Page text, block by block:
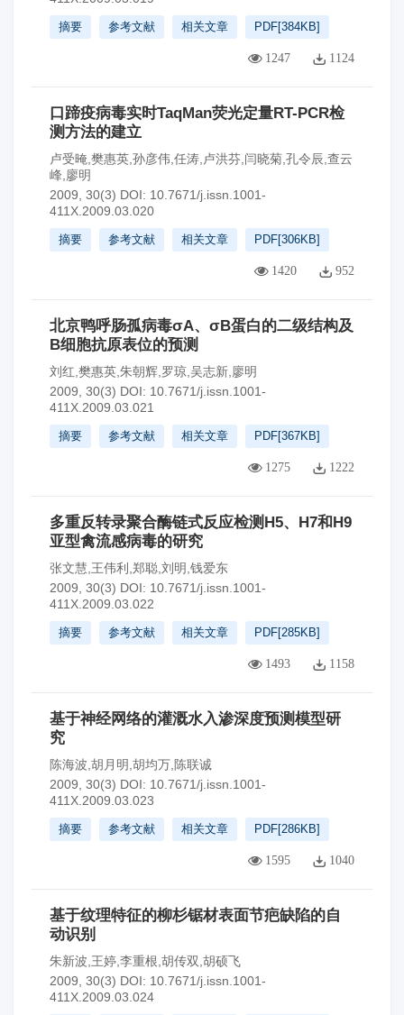
摘要 参考文献 相关文章 PDF[384KB]
1247 1124
口蹄疫病毒实时TaqMan荧光定量RT-PCR检
测方法的建立
卢受晻,樊惠英,孙彦伟,任涛,卢洪芬,闫晓菊,孔令辰,查云
峰,廖明
2009, 30(3) DOI: 10.7671/j.issn.1001-
411X.2009.03.020
摘要 参考文献 相关文章 PDF[306KB]
1420 952
北京鸭呼肠孤病毒σA、σB蛋白的二级结构及
B细胞抗原表位的预测
刘红,樊惠英,朱朝辉,罗琼,吴志新,廖明
2009, 30(3) DOI: 10.7671/j.issn.1001-
411X.2009.03.021
摘要 参考文献 相关文章 PDF[367KB]
1275 1222
多重反转录聚合酶链式反应检测H5、H7和H9
亚型禽流感病毒的研究
张文慧,王伟利,郑聪,刘明,钱爱东
2009, 30(3) DOI: 10.7671/j.issn.1001-
411X.2009.03.022
摘要 参考文献 相关文章 PDF[285KB]
1493 1158
基于神经网络的灌溉水入渗深度预测模型研
究
陈海波,胡月明,胡均万,陈联诚
2009, 30(3) DOI: 10.7671/j.issn.1001-
411X.2009.03.023
摘要 参考文献 相关文章 PDF[286KB]
1595 1040
基于纹理特征的柳杉锯材表面节疤缺陷的自
动识别
朱新波,王婷,李重根,胡传双,胡硕飞
2009, 30(3) DOI: 10.7671/j.issn.1001-
411X.2009.03.024